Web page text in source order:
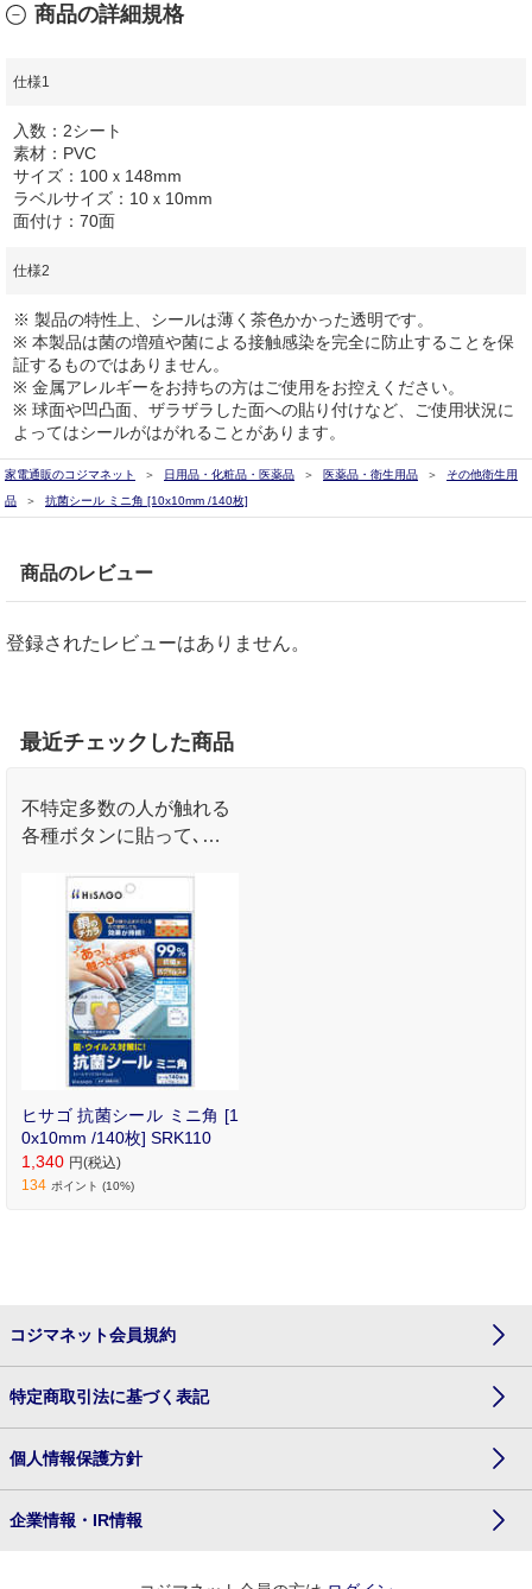
商品の詳細規格
仕様1
入数：2シート
素材：PVC
サイズ：100ｘ148mm
ラベルサイズ：10ｘ10mm
面付け：70面
仕様2
※ 製品の特性上、シールは薄く茶色かかった透明です。
※ 本製品は菌の増殖や菌による接触感染を完全に防止することを保
証するものではありません。
※ 金属アレルギーをお持ちの方はご使用をお控えください。
※ 球面や凹凸面、ザラザラした面への貼り付けなど、ご使用状況に
よってはシールがはがれることがあります。
家電通販のコジマネット 日用品・化粧品・医薬品 医薬品・衛生用品
その他衛生用
品
抗菌シール ミニ角 [10x10mm /140枚]
商品のレビュー
登録されたレビューはありません。
最近チェックした商品
不特定多数の人が触れる
各種ボタンに貼って､菌･
ヒサゴ 抗菌シール ミニ角 [1
0x10mm /140枚] SRK110
1,340 円(税込)
134 ポイント (10%)
コジマネット会員規約
特定商取引法に基づく表記
個人情報保護方針
企業情報・IR情報